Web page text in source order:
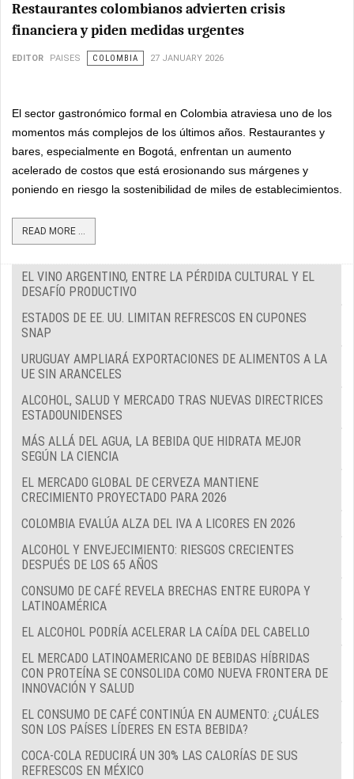
Restaurantes colombianos advierten crisis
financiera y piden medidas urgentes
EDITOR PAISES COLOMBIA 27 JANUARY 2026
El sector gastronómico formal en Colombia atraviesa uno de los
momentos más complejos de los últimos años. Restaurantes y
bares, especialmente en Bogotá, enfrentan un aumento
acelerado de costos que está erosionando sus márgenes y
poniendo en riesgo la sostenibilidad de miles de establecimientos.
READ MORE ...
EL VINO ARGENTINO, ENTRE LA PÉRDIDA CULTURAL Y EL
DESAFÍO PRODUCTIVO
ESTADOS DE EE. UU. LIMITAN REFRESCOS EN CUPONES
SNAP
URUGUAY AMPLIARÁ EXPORTACIONES DE ALIMENTOS A LA
UE SIN ARANCELES
ALCOHOL, SALUD Y MERCADO TRAS NUEVAS DIRECTRICES
ESTADOUNIDENSES
MÁS ALLÁ DEL AGUA, LA BEBIDA QUE HIDRATA MEJOR
SEGÚN LA CIENCIA
EL MERCADO GLOBAL DE CERVEZA MANTIENE
CRECIMIENTO PROYECTADO PARA 2026
COLOMBIA EVALÚA ALZA DEL IVA A LICORES EN 2026
ALCOHOL Y ENVEJECIMIENTO: RIESGOS CRECIENTES
DESPUÉS DE LOS 65 AÑOS
CONSUMO DE CAFÉ REVELA BRECHAS ENTRE EUROPA Y
LATINOAMÉRICA
EL ALCOHOL PODRÍA ACELERAR LA CAÍDA DEL CABELLO
EL MERCADO LATINOAMERICANO DE BEBIDAS HÍBRIDAS
CON PROTEÍNA SE CONSOLIDA COMO NUEVA FRONTERA DE
INNOVACIÓN Y SALUD
EL CONSUMO DE CAFÉ CONTINÚA EN AUMENTO: ¿CUÁLES
SON LOS PAÍSES LÍDERES EN ESTA BEBIDA?
COCA-COLA REDUCIRÁ UN 30% LAS CALORÍAS DE SUS
REFRESCOS EN MÉXICO